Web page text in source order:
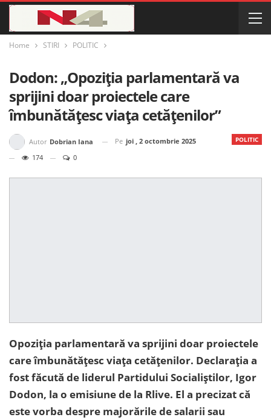
Home STIRI POLITIC
Dodon: „Opoziția parlamentară va
sprijini doar proiectele care
îmbunătățesc viața cetățenilor”
POLITIC
Autor Dobrian Iana Pe joi , 2 octombrie 2025
174
0
Opoziția parlamentară va sprijini doar proiectele
care îmbunătățesc viața cetățenilor. Declarația a
fost făcută de liderul Partidului Socialiștilor, Igor
Dodon, la o emisiune de la Rlive. El a precizat că
este vorba despre majorările de salarii sau